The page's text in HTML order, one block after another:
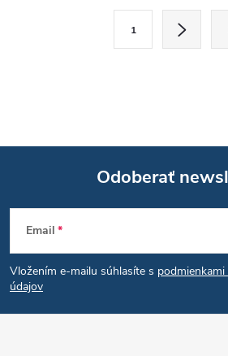
c
e
p
r
v
a
i
e
1
Z
á
p
Odoberať
Email
Vložením e-mailu súhlasíte s
údajov